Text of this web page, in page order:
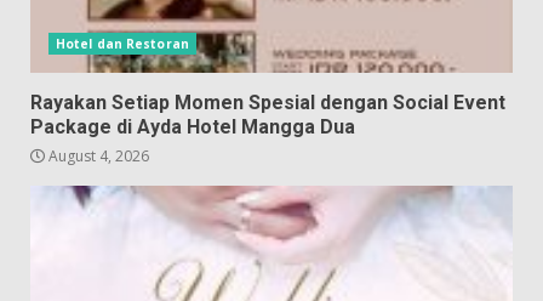
Hotel dan Restoran
Rayakan Setiap Momen Spesial dengan Social Event
Package di Ayda Hotel Mangga Dua
August 4, 2026